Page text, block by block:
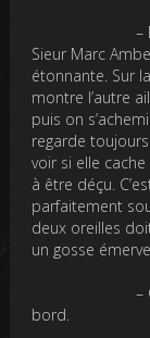
– Et hop,
Sieur Marc
étonnante. Sur
montre l’autre
puis on
regarde
voir si elle cache
à être déçu.
parfaitement
deux oreilles
un gosse
– Ça va ?
bord.